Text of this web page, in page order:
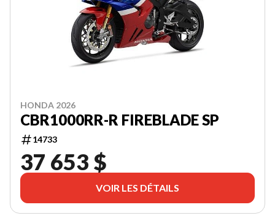
HONDA 2026
CBR1000RR-R FIREBLADE SP
14733
37 653 $
VOIR LES DÉTAILS